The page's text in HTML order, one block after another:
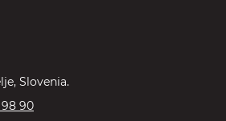
Slovenia.
98 90